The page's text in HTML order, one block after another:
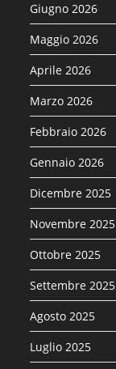
Giugno 2026
Maggio 2026
Aprile 2026
Marzo 2026
Febbraio 2026
Gennaio 2026
Dicembre 2025
Novembre 2025
Ottobre 2025
Settembre 2025
Agosto 2025
Luglio 2025